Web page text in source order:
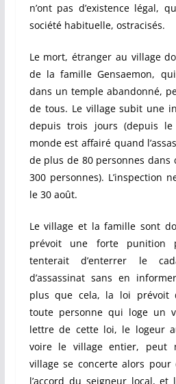
n’ont pas d’existence légal,
société habituelle, ostracisés.
Le mort, étranger au village
de la famille Gensaemon,
dans un temple abandonné,
de tous. Le village subit une
depuis trois jours (depuis
monde est affairé quand
de plus de 80 personnes dans
300 personnes). L’inspection
le 30 août.
Le village et la famille sont
prévoit une forte punition
tenterait d’enterrer le
d’assassinat sans en
plus que cela, la loi prévoit
toute personne qui loge un
lettre de cette loi, le logeur
voire le village entier, peut
village se concerte alors pour
l’accord du seigneur local,